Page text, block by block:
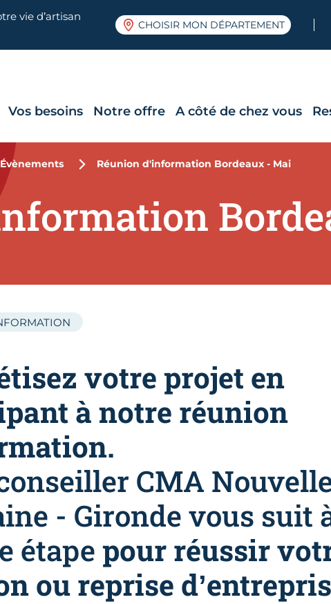
vie d’artisan
CHOISIR MON DÉPARTEMENT
Vos besoins Notre offre A côté de chez vous
Évènements Réunion d'information Bordeaux - Mai
votre projet en
à notre réunion
CMA
- Gironde vous suit
étapepour réussir
ou reprise